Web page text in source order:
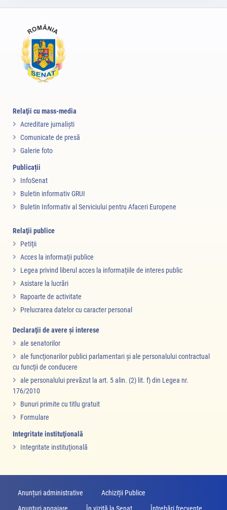
Relaţii cu mass-media
Acreditare jurnalişti
Comunicate de presă
Galerie foto
Publicații
InfoSenat
Buletin informativ GRUI
Buletin Informativ al Serviciului pentru Afaceri Europene
Relaţii publice
Petiţii
Acces la informaţii publice
Legea privind liberul acces la informaţiile de interes public
Asistare la lucrări
Rapoarte de activitate
Prelucrarea datelor cu caracter personal
Declaraţii de avere şi interese
ale senatorilor
ale funcţionarilor publici parlamentari şi ale personalului contractual
cu funcţii de conducere
ale personalului prevăzut la art. 5 alin. (2) lit. f) din Legea nr.
176/2010
Bunuri primite cu titlu gratuit
Formulare
Integritate instituţională
Integritate instituţională
Anunțuri administrative
Achiziții Publice
Anunţuri angajare
În vizită la Senat Întrebări frecvente